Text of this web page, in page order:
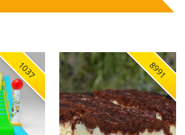
1037 8991